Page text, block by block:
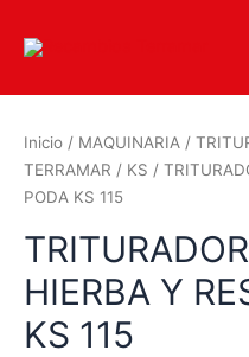
Inicio / MAQUINARIA /
TERRAMAR / KS /
PODA KS 115
HIERBA Y
KS 115